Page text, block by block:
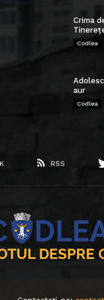
Crima
Codlea
aur
Codlea
RSS